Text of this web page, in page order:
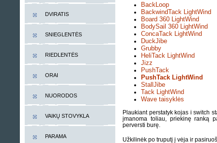
BackLoop
BackwindTack LightWind
Board 360 LightWind
BodySail 360 LightWind
ConcaTack LightWind
DuckJibe
Grubby
HeliTack LightWind
Jizz
PushTack
PushTack LightWind
StallJibe
Tack LightWind
Wave taisyklės
Plaukiant perstatyk kojas i switch
įmanoma toliau, priekinę ranką
perversti burę.
Užkilinėk po truputį į vėja ir
DVIRATIS
SNIEGLENTĖS
RIEDLENTĖS
ORAI
NUORODOS
VAIKŲ STOVYKLA
PARAMA